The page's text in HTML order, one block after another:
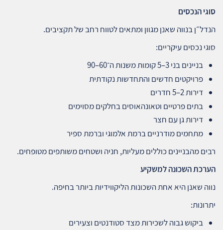
סוגי הנכסים
הנדל״ן בנווה שאנן מגוון ומתאים לטווח רחב של תקציבים.
סוגי נכסים עיקריים:
בניינים בני 3–5 קומות משנות ה־60–90
פרויקטים חדשים והתחדשות נקודתית
דירות 2–5 חדרים
בתים פרטיים וטאונהאוסים בחלקים מסוימים
דירות גן עם חצר
מתחמים מודרניים ברמת אלמוגי וברמת ספיר
רבים מהבניינים כוללים מעליות, חניה ושטחים משותפים מטופחים.
הערכת השכונה למשקיע
נווה שאנן היא אחת השכונות הליקווידיות ביותר בחיפה.
יתרונות:
ביקוש גבוה לשכירות מצד סטודנטים וצעירים